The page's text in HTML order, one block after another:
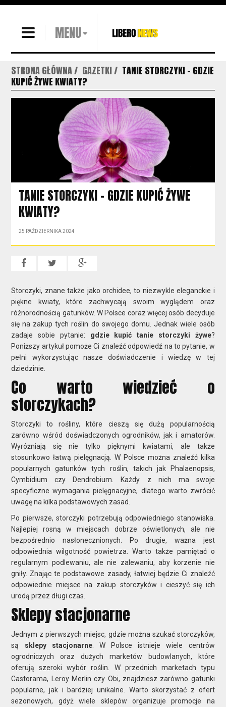
MENU
STRONA GŁÓWNA GAZETKI
TANIE STORCZYKI - GDZIE
KUPIĆ ŻYWE KWIATY?
TANIE STORCZYKI - GDZIE KUPIĆ ŻYWE
KWIATY?
25 PAŹDZIERNIKA 2024
Storczyki, znane także jako orchidee, to niezwykle eleganckie i
piękne kwiaty, które zachwycają swoim wyglądem oraz
różnorodnością gatunków. W Polsce coraz więcej osób decyduje
się na zakup tych roślin do swojego domu. Jednak wiele osób
zadaje sobie pytanie: gdzie kupić tanie storczyki żywe?
Poniższy artykuł pomoże Ci znaleźć odpowiedź na to pytanie, w
pełni wykorzystując nasze doświadczenie i wiedzę w tej
dziedzinie.
Co warto wiedzieć o
storczykach?
Storczyki to rośliny, które cieszą się dużą popularnością
zarówno wśród doświadczonych ogrodników, jak i amatorów.
Wyróżniają się nie tylko pięknymi kwiatami, ale także
stosunkowo łatwą pielęgnacją. W Polsce można znaleźć kilka
popularnych gatunków tych roślin, takich jak Phalaenopsis,
Cymbidium czy Dendrobium. Każdy z nich ma swoje
specyficzne wymagania pielęgnacyjne, dlatego warto zwrócić
uwagę na kilka podstawowych zasad.
Po pierwsze, storczyki potrzebują odpowiedniego stanowiska.
Najlepiej rosną w miejscach dobrze oświetlonych, ale nie
bezpośrednio nasłonecznionych. Po drugie, ważna jest
odpowiednia wilgotność powietrza. Warto także pamiętać o
regularnym podlewaniu, ale nie zalewaniu, aby korzenie nie
gniły. Znając te podstawowe zasady, łatwiej będzie Ci znaleźć
odpowiednie miejsce na zakup storczyków i cieszyć się ich
urodą przez długi czas.
Sklepy stacjonarne
Jednym z pierwszych miejsc, gdzie można szukać storczyków,
są sklepy stacjonarne. W Polsce istnieje wiele centrów
ogrodniczych oraz dużych marketów budowlanych, które
oferują szeroki wybór roślin. W przednich marketach typu
Castorama, Leroy Merlin czy Obi, znajdziesz zarówno gatunki
popularne, jak i bardziej unikalne. Warto skorzystać z ofert
sezonowych, gdyż wiele sklepów organizuje promocje na